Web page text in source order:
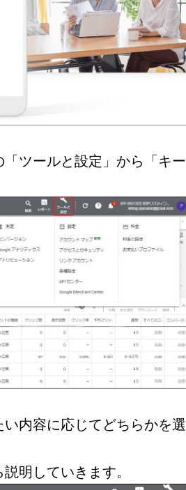
ツールと設定」から「キー
内容に応じてどちらかを選
明していきます。